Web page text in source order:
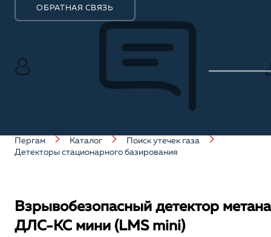
ОБРАТНАЯ СВЯЗЬ
Пергам Каталог
Поиск утечек газа
Детекторы стационарного базирования
Взрывобезопасный детектор метана
ДЛС-КС мини (LMS mini)